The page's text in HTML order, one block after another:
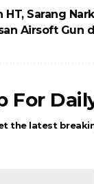
HT, Sarang
Airsoft Gun
For
the latest